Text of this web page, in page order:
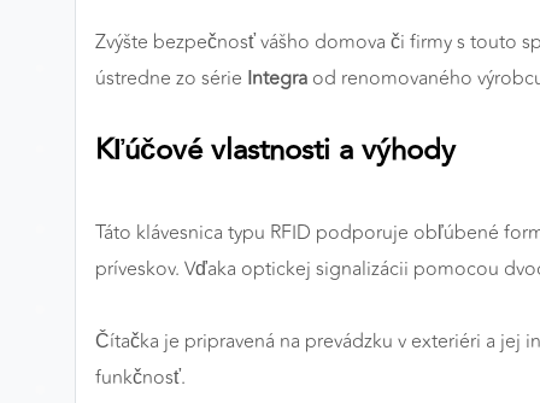
Zvýšte bezpečnosť vášho domova či firmy s touto
ústredne zo série Integra od renomovaného
Kľúčové vlastnosti a výhody
Táto klávesnica typu RFID podporuje obľúbené
príveskov. Vďaka optickej signalizácii pomocou
Čítačka je pripravená na prevádzku v exteriéri a jej
funkčnosť.
Preferenčné cookies
ANALYTICKÉ COOKIES
Analytické cookies nám umožňujú meranie výkonu
zdroje návštev našich webových stránok. Dáta získané
pomocou týchto cookies spracovávame anonymne a
súhrnne, bez použitia identifikátorov, ktoré ukazujú na
cookies môžeme optimalizovať výkon a funkčnosť
našich stránok.